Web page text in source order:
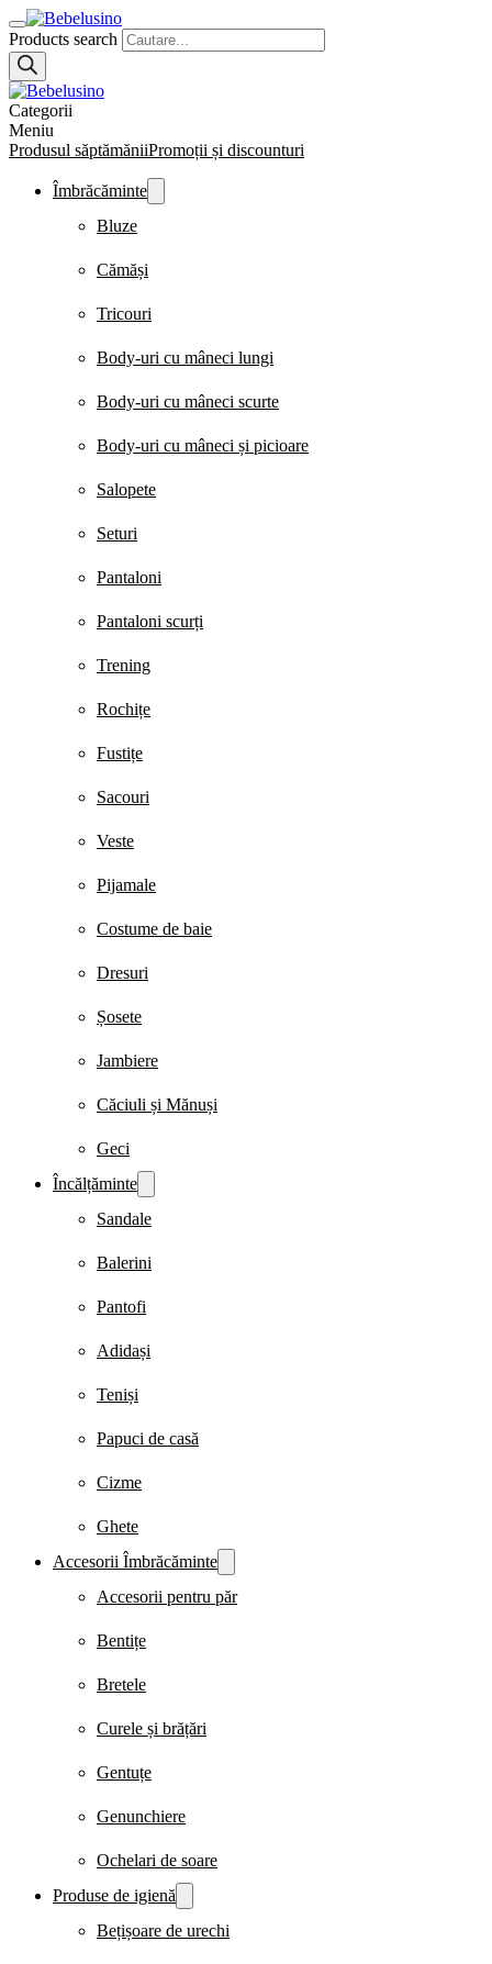
Products search
Categorii
Meniu
Produsul săptămăniiPromoții și discounturi
Îmbrăcăminte
Bluze
Cămăși
Tricouri
Body-uri cu mâneci lungi
Body-uri cu mâneci scurte
Body-uri cu mâneci și picioare
Salopete
Seturi
Pantaloni
Pantaloni scurți
Trening
Rochițe
Fustițe
Sacouri
Veste
Pijamale
Costume de baie
Dresuri
Șosete
Jambiere
Căciuli și Mănuși
Geci
Încălțăminte
Sandale
Balerini
Pantofi
Adidași
Teniși
Papuci de casă
Cizme
Ghete
Accesorii Îmbrăcăminte
Accesorii pentru păr
Bentițe
Bretele
Curele și brățări
Gentuțe
Genunchiere
Ochelari de soare
Produse de igienă
Bețișoare de urechi